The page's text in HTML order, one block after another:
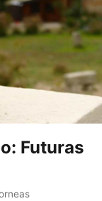
Futuras